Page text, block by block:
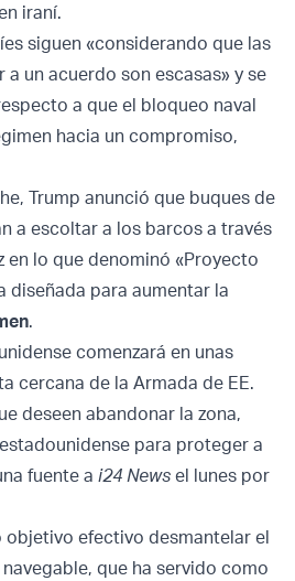
iraní.
siguen «considerando que las
un acuerdo son escasas» y se
a que el bloqueo naval
hacia un compromiso,
Trump anunció que buques de
a escoltar a los barcos a través
en lo que denominó «Proyecto
diseñada para aumentar la
.
comenzará en unas
cercana de la Armada de EE.
deseen abandonar la zona,
para proteger a
fuente a i24 News el lunes por
objetivo efectivo desmantelar el
que ha servido como